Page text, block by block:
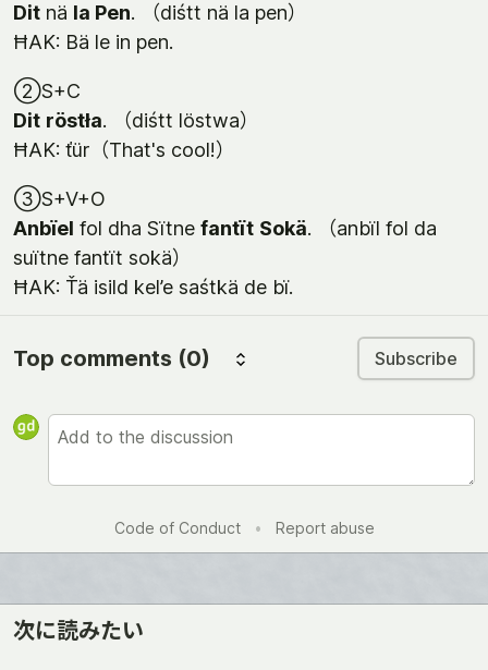
Dit nä la Pen. （diśtt nä la pen）
ĦAK: Bä le in pen.
②S+C
Dit röstła. （diśtt löstwa）
ĦAK: ťür（That's cool!）
③S+V+O
Anbïel fol dha Sïtne fantït Sokä. （anbïl fol da
suïtne fantït sokä）
ĦAK: Ťä isild kel’e saśtkä de bï.
Top comments (0) Subscribe
Code of Conduct • Report abuse
次に読みたい